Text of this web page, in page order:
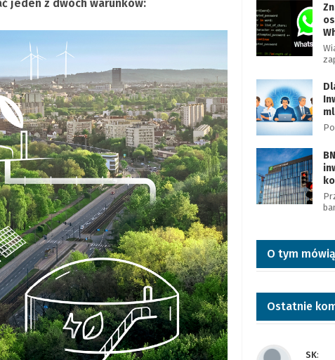
jeden z dwóch warunków:
O tym
Ostatnie
SK: